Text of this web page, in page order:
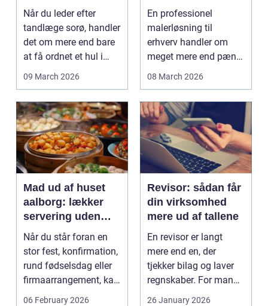
dig
Når du leder efter
tandlæge sorø, handler
det om mere end bare
at få ordnet et hul i
tanden. For man...
09 March 2026
pengene
En professionel
malerløsning til
erhverv handler om
meget mere end pæne
vægge. Malerarbejde
08 March 2026
Mad ud af huset
aalborg: lækker
servering uden
stress
Når du står foran en
stor fest, konfirmation,
rund fødselsdag eller
firmaarrangement, kan
planlægnin...
06 February 2026
Revisor: sådan får
din virksomhed
mere ud af tallene
En revisor er langt
mere end en, der
tjekker bilag og laver
regnskaber. For mange
mindre og mellemst...
26 January 2026